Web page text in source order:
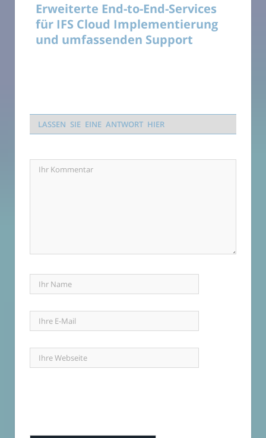
Erweiterte End-to-End-Services
für IFS Cloud Implementierung
und umfassenden Support
LASSEN SIE EINE ANTWORT HIER